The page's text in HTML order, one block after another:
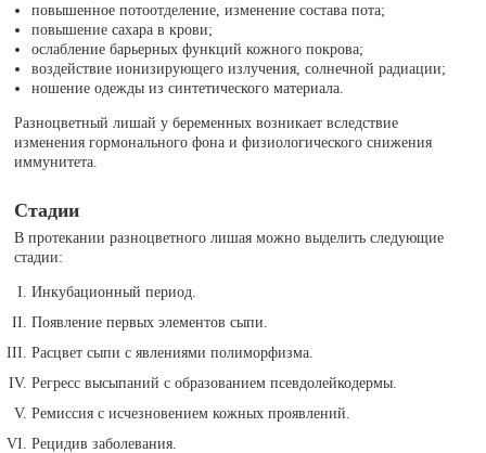
повышенное потоотделение, изменение состава пота;
повышение сахара в крови;
ослабление барьерных функций кожного покрова;
воздействие ионизирующего излучения, солнечной радиации;
ношение одежды из синтетического материала.
Разноцветный лишай у беременных возникает вследствие
изменения гормонального фона и физиологического снижения
иммунитета.
Стадии
В протекании разноцветного лишая можно выделить следующие
стадии:
Инкубационный период.
Появление первых элементов сыпи.
Расцвет сыпи с явлениями полиморфизма.
Регресс высыпаний с образованием псевдолейкодермы.
Ремиссия с исчезновением кожных проявлений.
Рецидив заболевания.